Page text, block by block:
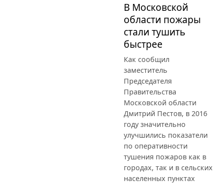
В Московской
области пожары
стали тушить
быстрее
Как сообщил
заместитель
Председателя
Правительства
Московской области
Дмитрий Пестов, в 2016
году значительно
улучшились показатели
по оперативности
тушения пожаров как в
городах, так и в сельских
населенных пунктах